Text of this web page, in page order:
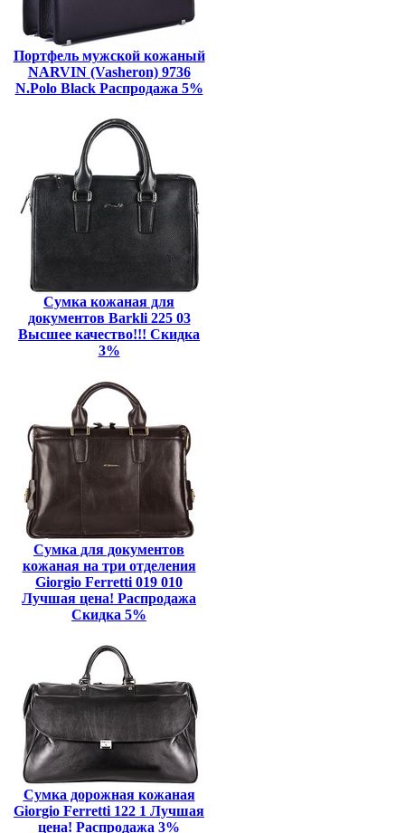
Портфель мужской кожаный
NARVIN (Vasheron) 9736
N.Polo Black Распродажа 5%
Сумка кожаная для
документов Barkli 225 03
Высшее качество!!! Скидка
3%
Сумка для документов
кожаная на три отделения
Giorgio Ferretti 019 010
Лучшая цена! Распродажа
Скидка 5%
Сумка дорожная кожаная
Giorgio Ferretti 122 1 Лучшая
цена! Распродажа 3%